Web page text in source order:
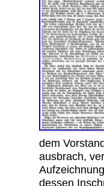
dem
ausbrach,
dessen